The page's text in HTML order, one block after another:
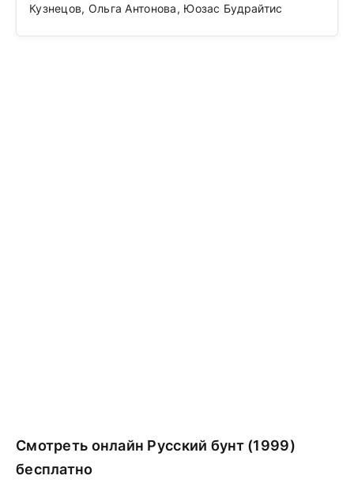
Кузнецов, Ольга Антонова, Юозас Будрайтис
Смотреть онлайн Русский бунт (1999)
бесплатно